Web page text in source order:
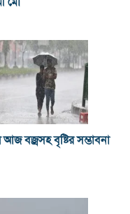
আজ বজ্রসহ বৃষ্টির সম্ভাবনা